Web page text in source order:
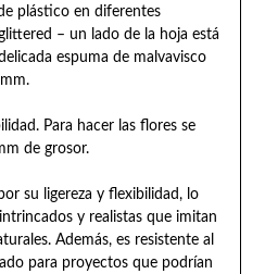
plástico en diferentes
– un lado de la hoja está
espuma de malvavisco
Para hacer las flores se
de grosor.
su ligereza y flexibilidad, lo
y realistas que imitan
Además, es resistente al
para proyectos que podrían